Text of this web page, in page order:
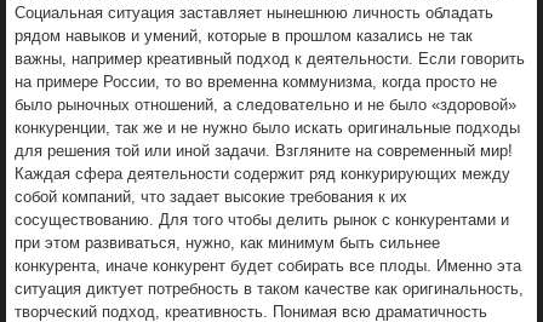
Социальная ситуация заставляет нынешнюю личность обладать
рядом навыков и умений, которые в прошлом казались не так
важны, например креативный подход к деятельности. Если говорить
на примере России, то во временна коммунизма, когда просто не
было рыночных отношений, а следовательно и не было «здоровой»
конкуренции, так же и не нужно было искать оригинальные подходы
для решения той или иной задачи. Взгляните на современный мир!
Каждая сфера деятельности содержит ряд конкурирующих между
собой компаний, что задает высокие требования к их
сосуществованию. Для того чтобы делить рынок с конкурентами и
при этом развиваться, нужно, как минимум быть сильнее
конкурента, иначе конкурент будет собирать все плоды. Именно эта
ситуация диктует потребность в таком качестве как оригинальность,
творческий подход, креативность. Понимая всю драматичность